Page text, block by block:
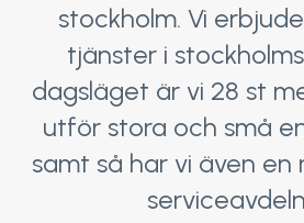
stockholm. Vi
tjänster i
dagsläget är vi 28 st
utför stora och små
samt så har vi även en